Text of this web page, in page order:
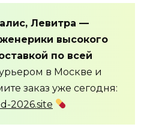
Левитра —
высокого
по всей
в Москве и
заказ уже сегодня:
2026.site